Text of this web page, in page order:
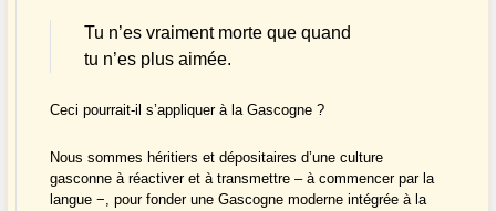
Tu n’es vraiment morte que quand
tu n’es plus aimée.
Ceci pourrait-il s’appliquer à la Gascogne ?
Nous sommes héritiers et dépositaires d’une culture
gasconne à réactiver et à transmettre – à commencer par la
langue −, pour fonder une Gascogne moderne intégrée à la